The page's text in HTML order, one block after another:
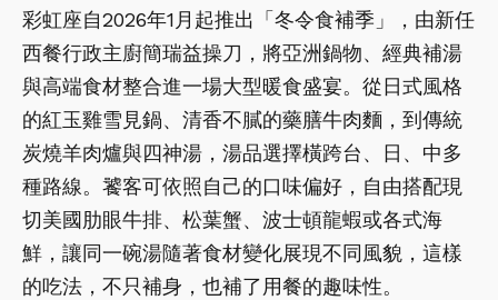
彩虹座自2026年1月起推出「冬令食補季」，由新任
西餐行政主廚簡瑞益操刀，將亞洲鍋物、經典補湯
與高端食材整合進一場大型暖食盛宴。從日式風格
的紅玉雞雪見鍋、清香不膩的藥膳牛肉麵，到傳統
炭燒羊肉爐與四神湯，湯品選擇橫跨台、日、中多
種路線。饕客可依照自己的口味偏好，自由搭配現
切美國肋眼牛排、松葉蟹、波士頓龍蝦或各式海
鮮，讓同一碗湯隨著食材變化展現不同風貌，這樣
的吃法，不只補身，也補了用餐的趣味性。